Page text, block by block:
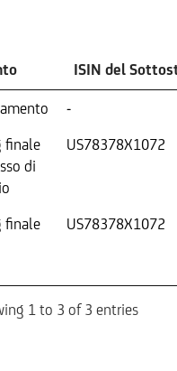
ISIN del
-
finale
di
US78378X1072
finale US78378X1072
1 to 3 of 3 entries